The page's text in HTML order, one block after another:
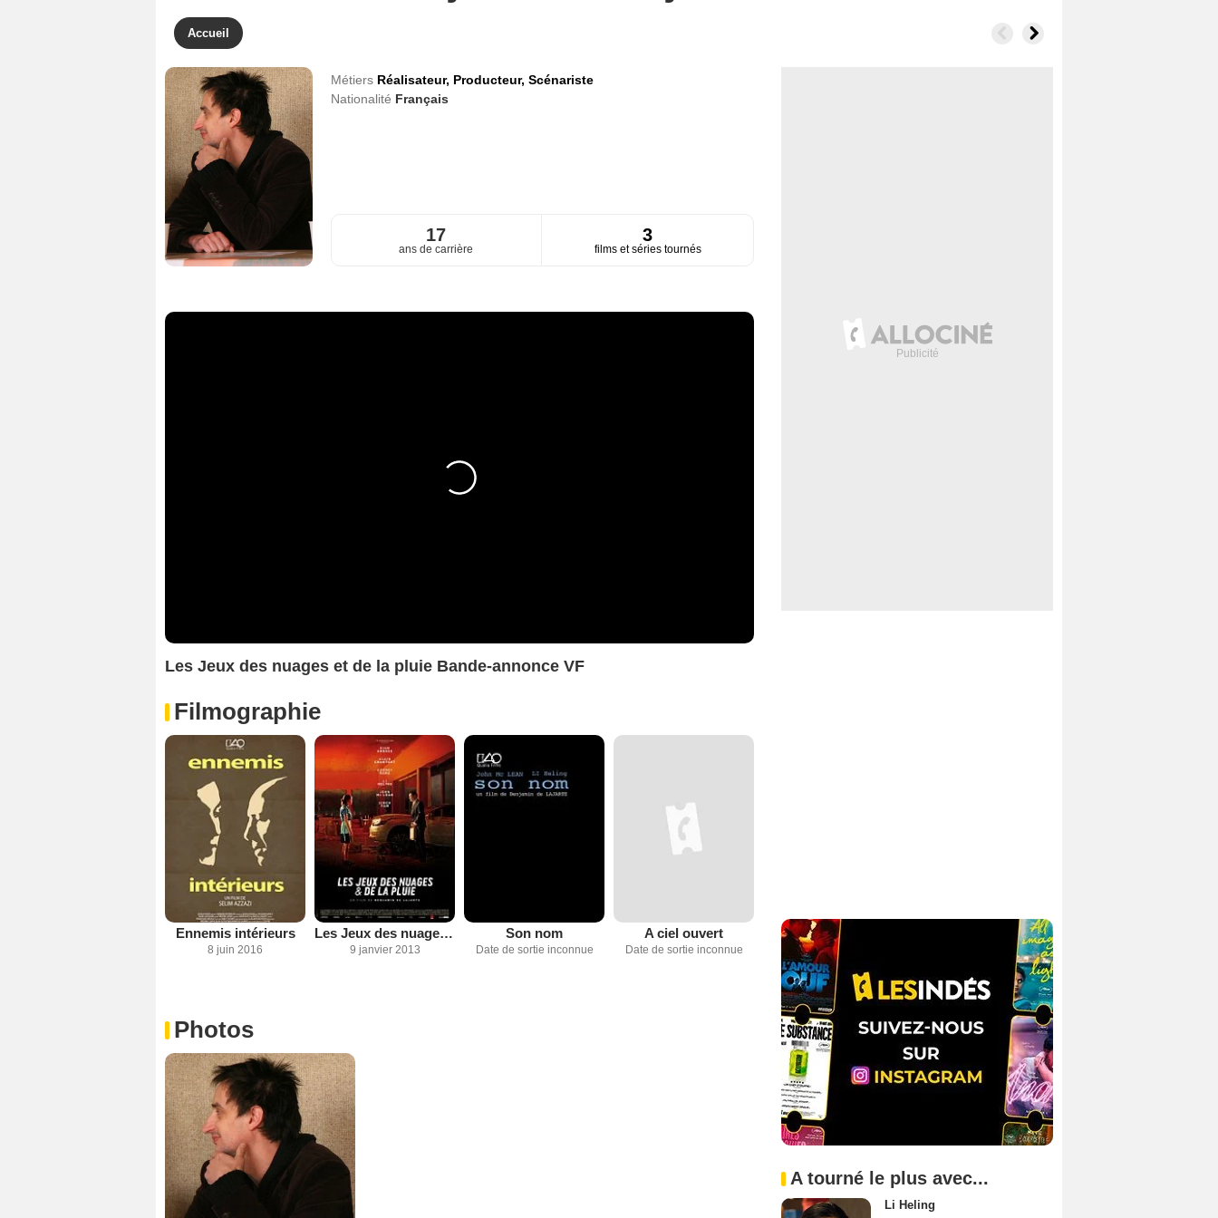
Accueil
Métiers Réalisateur, Producteur, Scénariste
Nationalité Français
17
ans de carrière
3
films et séries tournés
Les Jeux des nuages et de la pluie Bande-annonce VF
Filmographie
Ennemis intérieurs
8 juin 2016
Les Jeux des nuages et de la pluie
9 janvier 2013
Son nom
Date de sortie inconnue
A ciel ouvert
Date de sortie inconnue
Photos
A tourné le plus avec...
Li Heling